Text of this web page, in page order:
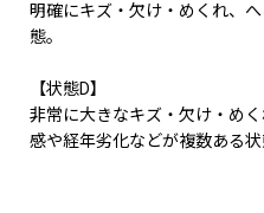
明確にキズ・欠け・めくれ、
態。
【状態D】
非常に大きなキズ・欠け・め
感や経年劣化などが複数ある状